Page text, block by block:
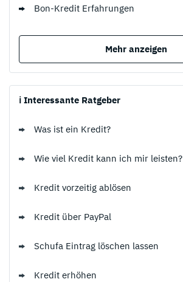
Bon-Kredit Erfahrungen
Mehr anzeigen
ℹ️ Interessante Ratgeber
Was ist ein Kredit?
Wie viel Kredit kann ich mir leisten?
Kredit vorzeitig ablösen
Kredit über PayPal
Schufa Eintrag löschen lassen
Kredit erhöhen